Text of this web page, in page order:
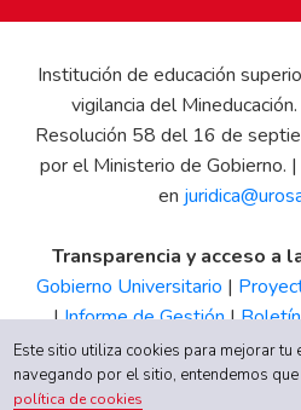
Institución de educación
vigilancia del
Resolución 58 del 16 de
por el Ministerio de Gobierno.
en
Transparencia y acceso a
Gobierno Universitario |
|Informe de Gestión|
Tributario|Estados Financieros
de
Este sitio utiliza cookies para mejorar tu
navegando por el sitio, entendemos
política de cookies